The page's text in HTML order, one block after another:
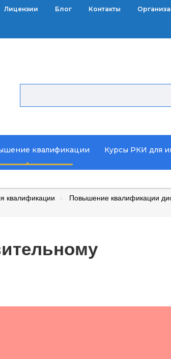
Контакты
Блог
Лицензии
квалификации Курсы РКИ для
квалификации
Повышение квалификации